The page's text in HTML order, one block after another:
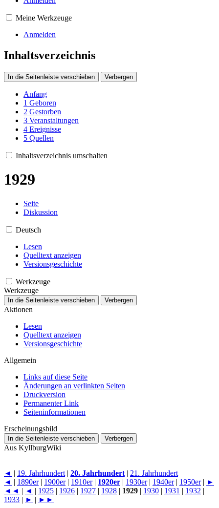
Meine Werkzeuge
Anmelden
Inhaltsverzeichnis
In die Seitenleiste verschieben Verbergen
Anfang
1 Geboren
2 Gestorben
3 Veranstaltungen
4 Ereignisse
5 Quellen
Inhaltsverzeichnis umschalten
1929
Seite
Diskussion
Deutsch
Lesen
Quelltext anzeigen
Versionsgeschichte
Werkzeuge
Werkzeuge
In die Seitenleiste verschieben Verbergen
Aktionen
Lesen
Quelltext anzeigen
Versionsgeschichte
Allgemein
Links auf diese Seite
Änderungen an verlinkten Seiten
Druckversion
Permanenter Link
Seiten­­informationen
Erscheinungsbild
In die Seitenleiste verschieben Verbergen
Aus KyllburgWiki
◄ | 19. Jahrhundert | 20. Jahrhundert | 21. Jahrhundert
◄ | 1890er| 1900er| 1910er| 1920er | 1930er| 1940er| 1950er| ►
◄◄ | ◄ | 1925 | 1926 | 1927 | 1928 | 1929 | 1930 | 1931 | 1932 |
1933 | ► | ►►